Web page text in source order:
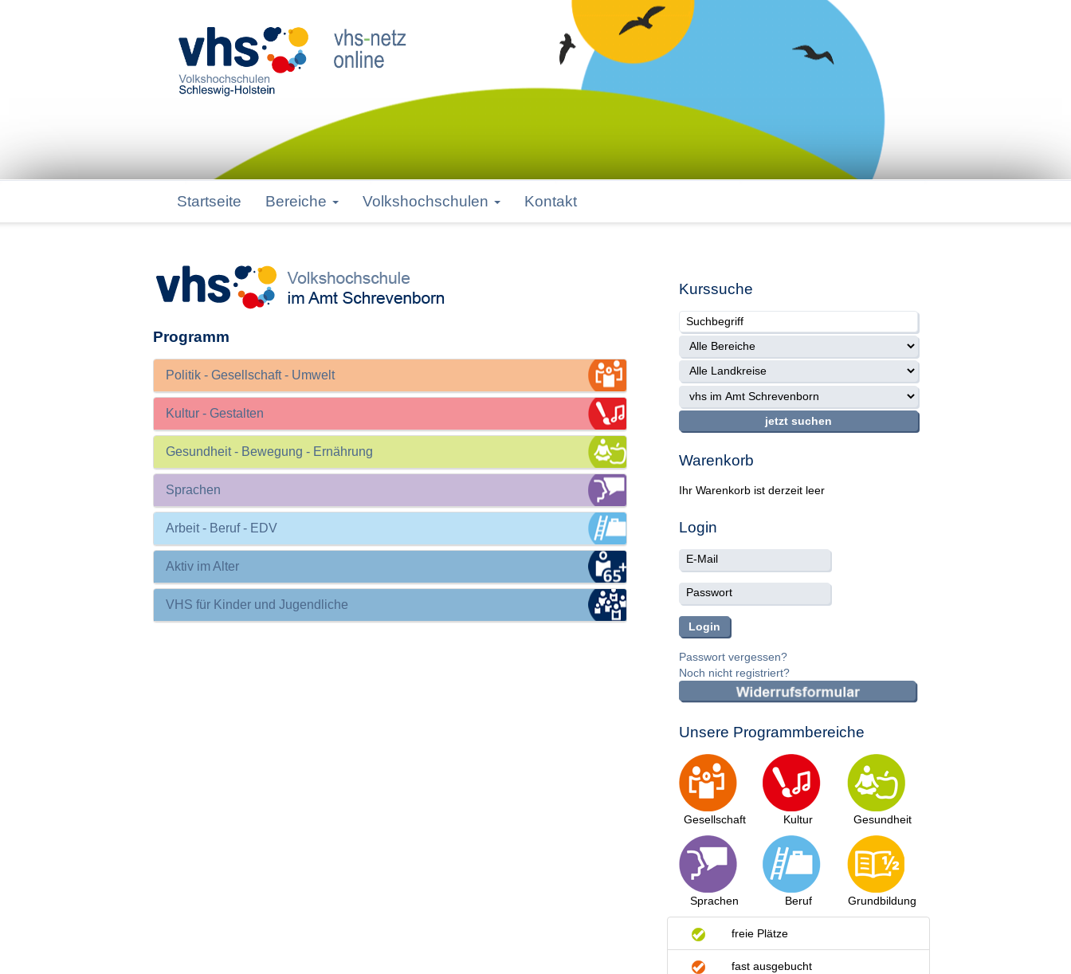
Startseite Bereiche Volkshochschulen Kontakt
Programm
Politik - Gesellschaft - Umwelt
Kultur - Gestalten
Gesundheit - Bewegung - Ernährung
Sprachen
Arbeit - Beruf - EDV
Aktiv im Alter
VHS für Kinder und Jugendliche
Kurssuche
Warenkorb
Ihr Warenkorb ist derzeit leer
Login
Passwort vergessen?
Noch nicht registriert?
Unsere Programmbereiche
Gesellschaft
Sprachen
Kultur
Beruf
Gesundheit
Grundbildung
freie Plätze
fast ausgebucht